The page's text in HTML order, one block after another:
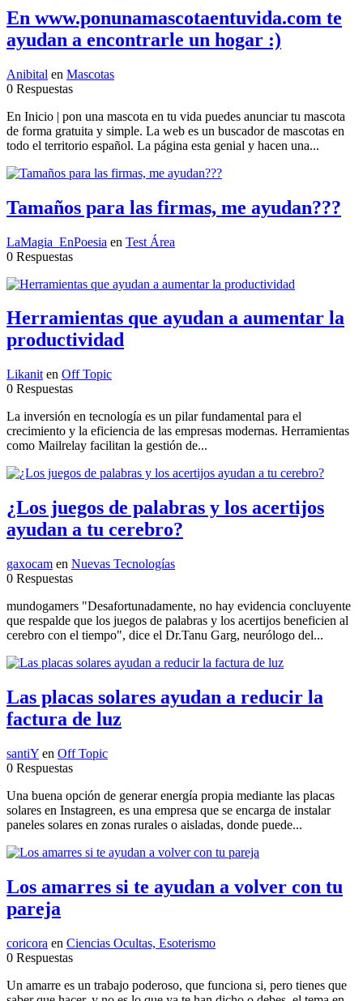
En www.ponunamascotaentuvida.com te
ayudan a encontrarle un hogar :)
Anibital en Mascotas
0 Respuestas
En Inicio | pon una mascota en tu vida puedes anunciar tu mascota
de forma gratuita y simple. La web es un buscador de mascotas en
todo el territorio español. La página esta genial y hacen una...
Tamaños para las firmas, me ayudan???
LaMagia_EnPoesia en Test Área
0 Respuestas
Herramientas que ayudan a aumentar la
productividad
Likanit en Off Topic
0 Respuestas
La inversión en tecnología es un pilar fundamental para el
crecimiento y la eficiencia de las empresas modernas. Herramientas
como Mailrelay facilitan la gestión de...
¿Los juegos de palabras y los acertijos
ayudan a tu cerebro?
gaxocam en Nuevas Tecnologías
0 Respuestas
mundogamers "Desafortunadamente, no hay evidencia concluyente
que respalde que los juegos de palabras y los acertijos beneficien al
cerebro con el tiempo", dice el Dr.Tanu Garg, neurólogo del...
Las placas solares ayudan a reducir la
factura de luz
santiY en Off Topic
0 Respuestas
Una buena opción de generar energía propia mediante las placas
solares en Instagreen, es una empresa que se encarga de instalar
paneles solares en zonas rurales o aisladas, donde puede...
Los amarres si te ayudan a volver con tu
pareja
coricora en Ciencias Ocultas, Esoterismo
0 Respuestas
Un amarre es un trabajo poderoso, que funciona si, pero tienes que